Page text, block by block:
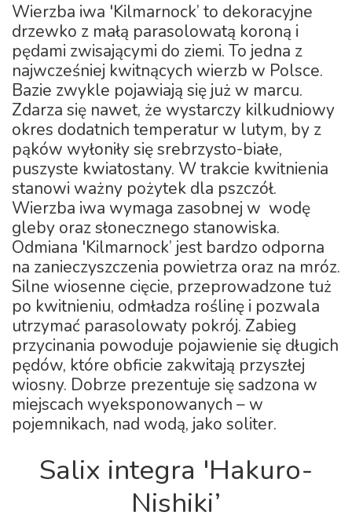
Wierzba iwa 'Kilmarnock’ to dekoracyjne
drzewko z małą parasolowatą koroną i
pędami zwisającymi do ziemi. To jedna z
najwcześniej kwitnących wierzb w Polsce.
Bazie zwykle pojawiają się już w marcu.
Zdarza się nawet, że wystarczy kilkudniowy
okres dodatnich temperatur w lutym, by z
pąków wyłoniły się srebrzysto-białe,
puszyste kwiatostany. W trakcie kwitnienia
stanowi ważny pożytek dla pszczół.
Wierzba iwa wymaga zasobnej w wodę
gleby oraz słonecznego stanowiska.
Odmiana 'Kilmarnock’ jest bardzo odporna
na zanieczyszczenia powietrza oraz na mróz.
Silne wiosenne cięcie, przeprowadzone tuż
po kwitnieniu, odmładza roślinę i pozwala
utrzymać parasolowaty pokrój. Zabieg
przycinania powoduje pojawienie się długich
pędów, które obficie zakwitają przyszłej
wiosny. Dobrze prezentuje się sadzona w
miejscach wyeksponowanych – w
pojemnikach, nad wodą, jako soliter.
Salix integra 'Hakuro-
Nishiki’